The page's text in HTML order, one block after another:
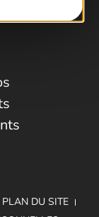
PLAN DU SITE